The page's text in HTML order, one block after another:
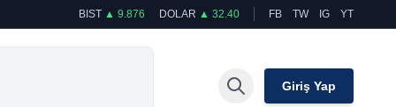
BIST ▲ 9.876 DOLAR ▲ 32.40 FB TW IG YT
Giriş Yap